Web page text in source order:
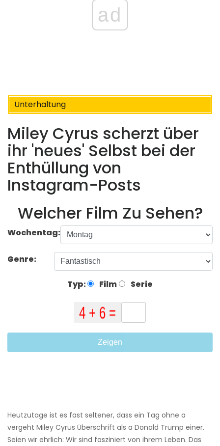
ad
Unterhaltung
Miley Cyrus scherzt über
ihr 'neues' Selbst bei der
Enthüllung von
Instagram-Posts
Welcher Film Zu Sehen?
Wochentag:
Genre:
Typ: Film Serie
Zeigen
Heutzutage ist es fast seltener, dass ein Tag ohne a
vergeht Miley Cyrus Überschrift als a Donald Trump einer.
Seien wir ehrlich: Wir sind fasziniert von ihrem Leben. Das